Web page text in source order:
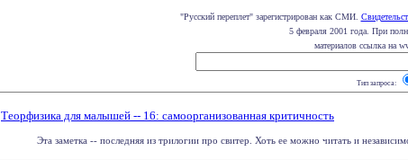
"Русский переплет" зарегистрирован как СМИ.
5 февраля 2001 года. При
материалов ссылка на
Тип запроса:
Теорфизика для малышей -- 16: самоорганизованная критичность
Эта заметка -- последняя из трилогии про свитер. Хоть ее можно читать и